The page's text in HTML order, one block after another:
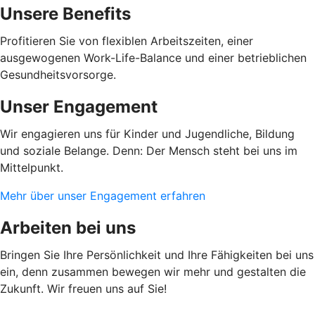
Unsere Benefits
Profitieren Sie von flexiblen Arbeitszeiten, einer
ausgewogenen Work-Life-Balance und einer betrieblichen
Gesundheitsvorsorge.
Unser Engagement
Wir engagieren uns für Kinder und Jugendliche, Bildung
und soziale Belange. Denn: Der Mensch steht bei uns im
Mittelpunkt.
Mehr über unser Engagement erfahren
Arbeiten bei uns
Bringen Sie Ihre Persönlichkeit und Ihre Fähigkeiten bei uns
ein, denn zusammen bewegen wir mehr und gestalten die
Zukunft. Wir freuen uns auf Sie!